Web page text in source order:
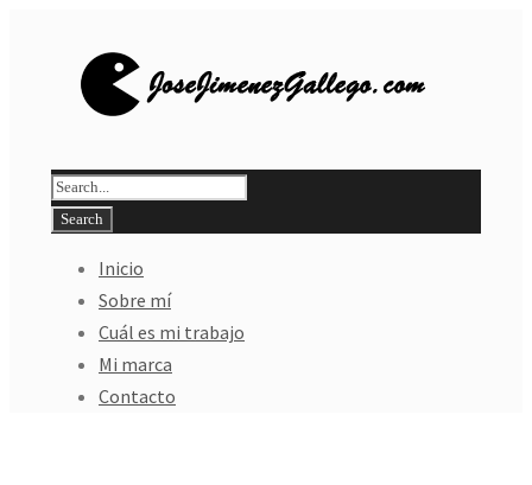
Inicio
Sobre mí
Cuál es mi trabajo
Mi marca
Contacto